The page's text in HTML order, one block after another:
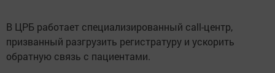
В ЦРБ работает специализированный call-центр,
призванный разгрузить регистратуру и ускорить
обратную связь с пациентами.